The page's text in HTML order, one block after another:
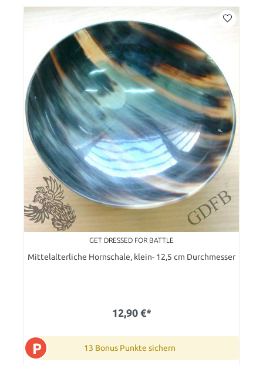
GET DRESSED FOR BATTLE
Mittelalterliche Hornschale, klein- 12,5 cm Durchmesser
12,90 €*
P 13 Bonus Punkte sichern